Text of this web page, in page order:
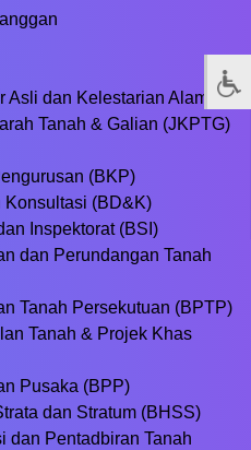
Asli dan Kelestarian Alam
Tanah & Galian (JKPTG)
(BKP)
Konsultasi (BD&K)
Inspektorat (BSI)
dan Perundangan Tanah
Tanah Persekutuan (BPTP)
Tanah & Projek Khas
Pusaka (BPP)
dan Stratum (BHSS)
dan Pentadbiran Tanah